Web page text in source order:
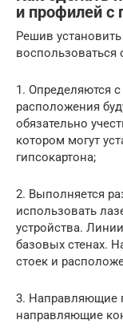
и профилей с
Решив
воспользоваться
1. Определяются
расположения
обязательно
котором могут
гипсокартона;
2. Выполняется
использовать
устройства.
базовых стенах.
стоек и
3. Направляющие
направляющие